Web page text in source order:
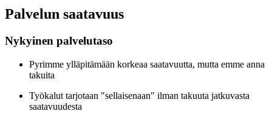
Palvelun saatavuus
Nykyinen palvelutaso
Pyrimme ylläpitämään korkeaa saatavuutta, mutta emme anna
takuita
Työkalut tarjotaan "sellaisenaan" ilman takuuta jatkuvasta
saatavuudesta